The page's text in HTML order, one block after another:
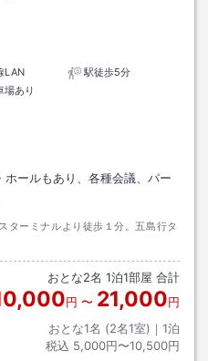
LAN
駅徒歩5分
場あり
ールもあり、各種会議、パー
ターミナルより徒歩１分。五島行タ
おとな2名 1泊1部屋 合計
円 〜 21,000円
おとな1名 (2名1室)｜ 1泊
税込 5,000円〜10,500円